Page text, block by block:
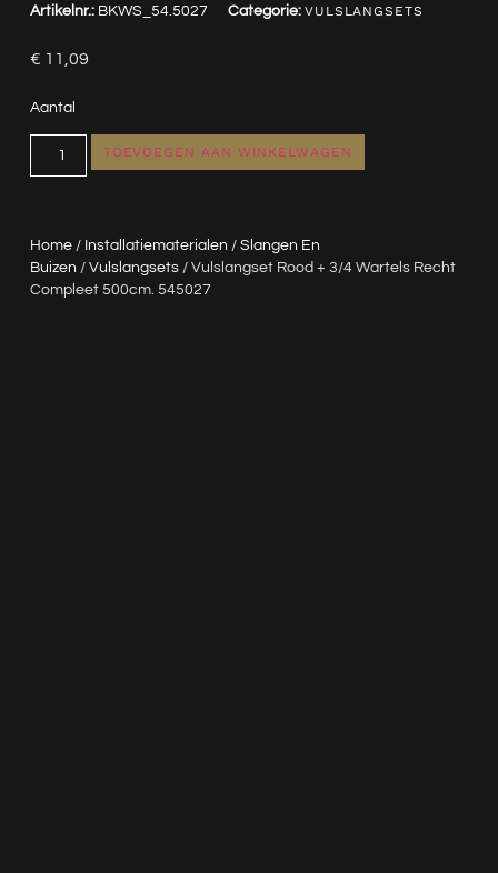
Home/ Installatiematerialen / Slangen En
Buizen / Vulslangsets/ Vulslangset Rood + 3/4 Wartels Recht
Compleet 500cm. 545027
Artikelnr.: BKWS_54.5027 Categorie: VULSLANGSETS
€ 11,09
Aantal
TOEVOEGEN AAN WINKELWAGEN